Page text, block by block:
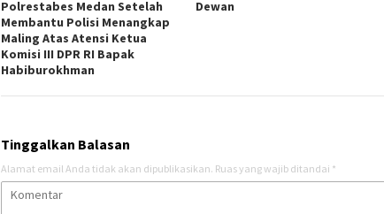
Polrestabes Medan Setelah
Membantu Polisi Menangkap
Maling Atas Atensi Ketua
Komisi III DPR RI Bapak
Habiburokhman
Dewan
Tinggalkan Balasan
Alamat email Anda tidak akan dipublikasikan. Ruas yang wajib ditandai *